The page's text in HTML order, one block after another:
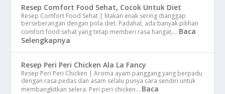
Resep Comfort Food Sehat, Cocok Untuk Diet
Resep Comfort Food Sehat | Makan enak sering dianggap
berseberangan dengan pola diet. Padahal, ada banyak pilihan
comfort food sehat yang tetap memberi rasa hangat,… Baca
Selengkapnya
Resep Peri Peri Chicken Ala La Fancy
Resep Peri Peri Chicken | Aroma ayam panggang yang berpadu
dengan rasa pedas dan asam selalu punya cara sendiri untuk
membangkitkan selera. Peri peri chicken… Baca